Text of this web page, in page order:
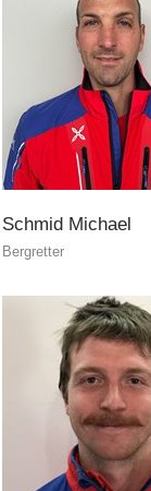
Schmid Michael
Bergretter